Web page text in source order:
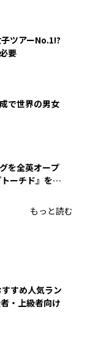
ツアーNo.1!?
要
で世界の男女
を全英オープ
ーチド』を投
もっと読む
すめ人気ラン
・上級者向け